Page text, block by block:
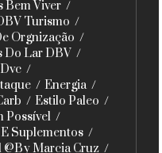
Bem Viver
Turismo
Orgnização
Do Lar DBV
Dvc
Energia
Estilo Paleo
Possível
Suplementos
Marcia Cruz